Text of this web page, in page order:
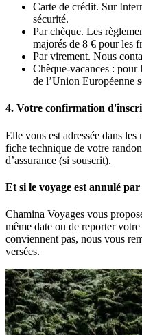
Carte de crédit. Sur
sécurité.
Par chèque. Les
majorés de 8 € pour les
Par virement. Nous
Chèque-vacances : pour
de l’Union Européenne
4. Votre confirmation
Elle vous est adressée dans
fiche technique de votre
d’assurance (si souscrit).
Et si le voyage est annulé
Chamina Voyages vous
même date ou de reporter
conviennent pas, nous vous
versées.